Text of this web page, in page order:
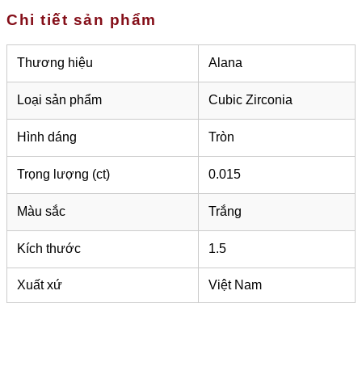
Chi tiết sản phẩm
Thương hiệu Alana
Loại sản phẩm Cubic Zirconia
Hình dáng Tròn
Trọng lượng (ct) 0.015
Màu sắc Trắng
Kích thước 1.5
Xuất xứ Việt Nam